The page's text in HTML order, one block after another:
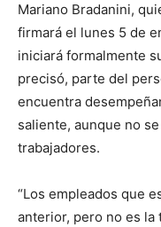
Mariano Bradanini,
firmará el lunes 5 de
iniciará formalmente
precisó, parte del
encuentra
saliente, aunque no
trabajadores.
“Los empleados que
anterior, pero no es la